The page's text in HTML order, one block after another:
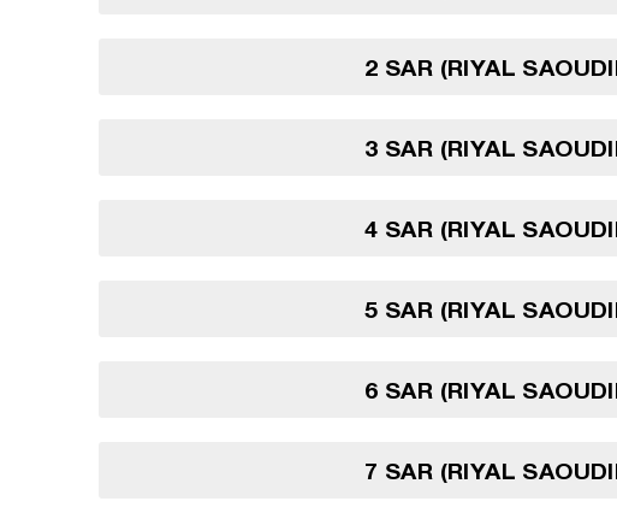
2 SAR (RIYAL
3 SAR (RIYAL
4 SAR (RIYAL
5 SAR (RIYAL
6 SAR (RIYAL
7 SAR (RIYAL